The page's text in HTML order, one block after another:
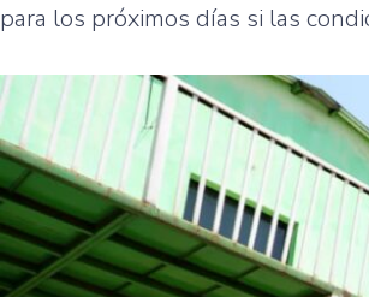
para los próximos días si las